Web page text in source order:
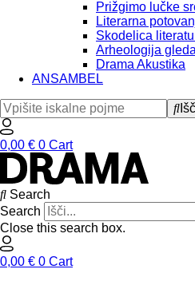
Prižgimo lučke
Literarna
Skodelica
Arheologija
Drama Akustika
ANSAMBEL
0,00 € 0 Cart
Search
Search
Close this search box.
0,00 € 0 Cart